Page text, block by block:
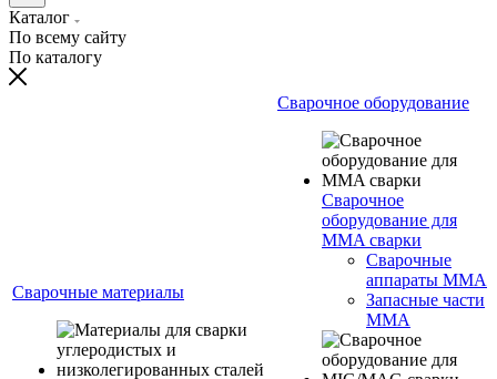
Каталог
По всему сайту
По каталогу
Сварочные материалы
Сварочное оборудование
Сварочное
оборудование для
MMA сварки
Сварочные
аппараты MMA
Запасные части
MMA